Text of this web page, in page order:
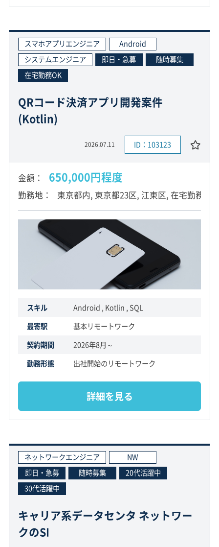
スマホアプリエンジニア
Android
システムエンジニア
即日・急募
随時募集
在宅勤務OK
QRコード決済アプリ開発案件
(Kotlin)
2026.07.11 ID：103123
金額 650,000円程度
勤務地 東京都内, 東京都23区, 江東区, 在宅勤務
スキル
Android , Kotlin , SQL
最寄駅
基本リモートワーク
契約期間
2026年8月～
勤務形態
出社開始のリモートワーク
詳細を見る
ネットワークエンジニア
NW
即日・急募
随時募集
20代活躍中
30代活躍中
キャリア系データセンタ ネットワー
クのSI